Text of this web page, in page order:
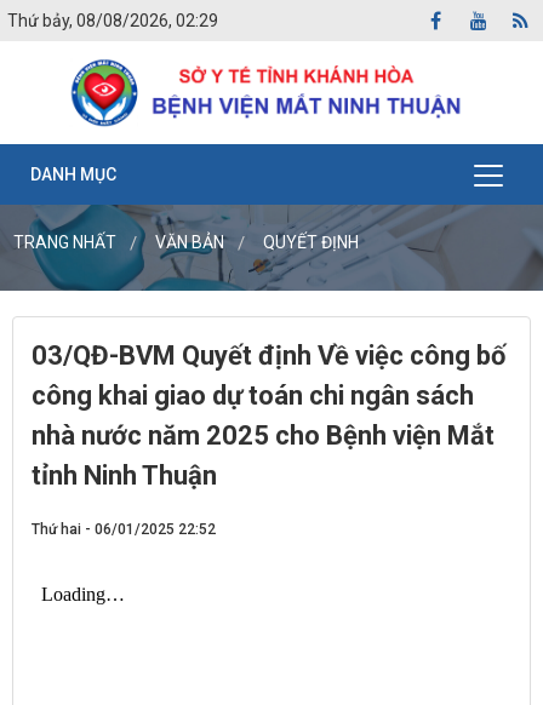
Thứ bảy, 08/08/2026, 02:29
DANH MỤC
TRANG NHẤT VĂN BẢN QUYẾT ĐỊNH
03/QĐ-BVM Quyết định Về việc công bố
công khai giao dự toán chi ngân sách
nhà nước năm 2025 cho Bệnh viện Mắt
tỉnh Ninh Thuận
Thứ hai - 06/01/2025 22:52